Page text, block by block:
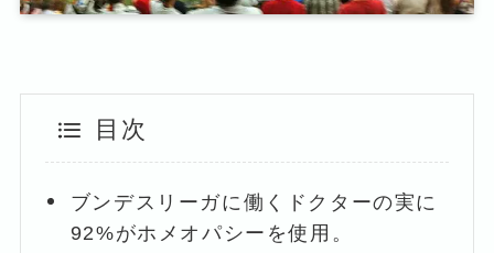
目次
ブンデスリーガに働くドクターの実に
92%がホメオパシーを使用。